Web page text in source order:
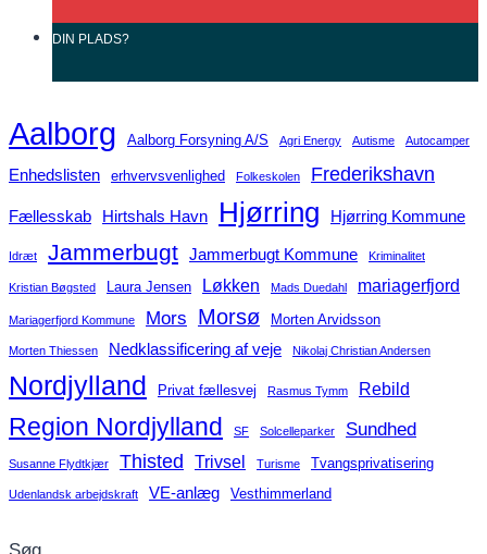
DIN PLADS?
Aalborg Aalborg Forsyning A/S Agri Energy Autisme Autocamper
Enhedslisten erhvervsvenlighed Folkeskolen Frederikshavn
Fællesskab Hirtshals Havn Hjørring Hjørring Kommune
Idræt Jammerbugt Jammerbugt Kommune Kriminalitet
Kristian Bøgsted Laura Jensen Løkken Mads Duedahl mariagerfjord
Mariagerfjord Kommune Mors Morsø Morten Arvidsson
Morten Thiessen Nedklassificering af veje Nikolaj Christian Andersen
Nordjylland Privat fællesvej Rasmus Tymm Rebild
Region Nordjylland SF Solcelleparker Sundhed
Susanne Flydtkjær Thisted Trivsel Turisme Tvangsprivatisering
Udenlandsk arbejdskraft VE-anlæg Vesthimmerland